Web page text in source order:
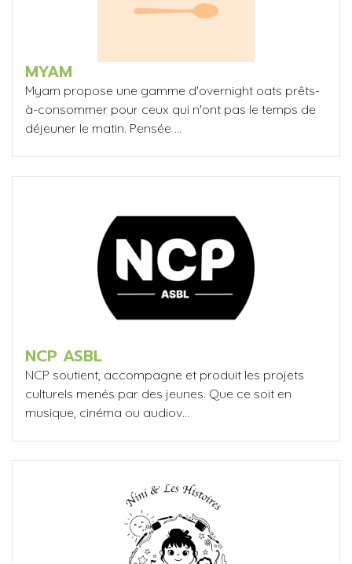
MYAM
Myam propose une gamme d'overnight oats prêts-
à-consommer pour ceux qui n'ont pas le temps de
déjeuner le matin. Pensée ...
NCP ASBL
NCP soutient, accompagne et produit les projets
culturels menés par des jeunes. Que ce soit en
musique, cinéma ou audiov...